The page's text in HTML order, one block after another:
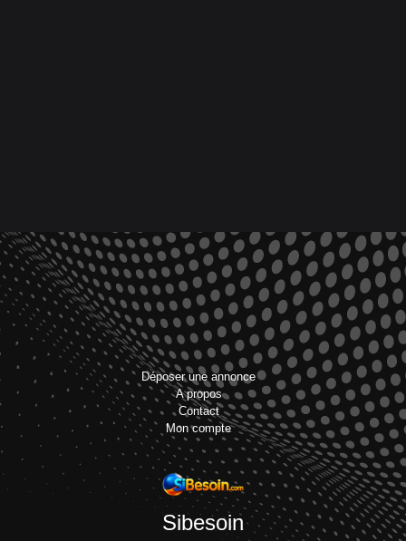
Déposer une annonce
A propos
Contact
Mon compte
Sibesoin